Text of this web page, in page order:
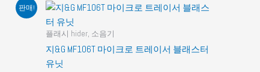
판매!
플래시 hider, 소음기
지&G MF106T 마이크로 트레이서 블래스터
유닛